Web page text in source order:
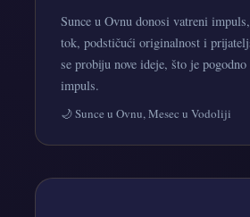
Sunce u Ovnu donosi vatreni
tok, podstičući originalnost i
se probiju nove ideje, što je
impuls.
🌙 Sunce u Ovnu, Mesec u Vodoliji